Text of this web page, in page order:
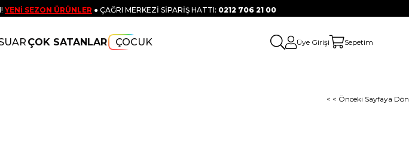
YENİ SEZON ÜRÜNLER ● ÇAĞRI MERKEZİ SİPARİŞ HATTI: 0212 706 21 00
ÇOK SATANLAR ÇOCUK Üye Girişi Sepetim
< < Önceki Sayfaya Dön